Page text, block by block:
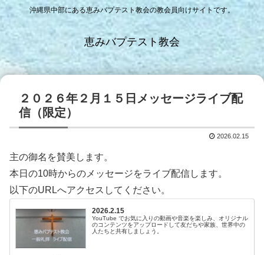
沖縄県中部にある恵みバプテスト教会の教会員向けサイトです。
恵みバプテスト教会
２０２６年２月１５日メッセージライブ配
信（限定）
2026.02.15
主の御名を賛美します。
本日の10時からのメッセージをライブ配信します。
以下のURLへアクセスしてください。
2026.2.15
YouTube でお気に入りの動画や音楽を楽しみ、オリジナル
のコンテンツをアップロードして友だちや家族、世界中の
人たちと共有しましょう。